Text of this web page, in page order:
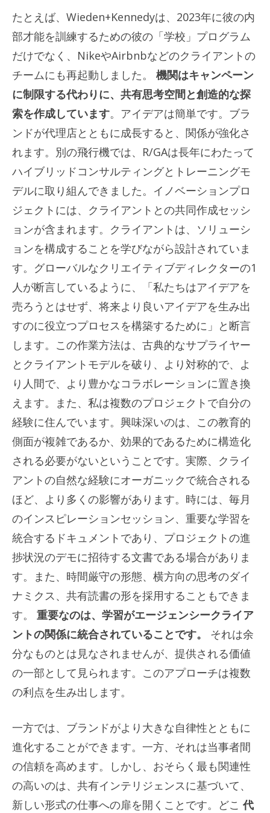
たとえば、Wieden+Kennedyは、2023年に彼の内
部才能を訓練するための彼の「学校」プログラム
だけでなく、NikeやAirbnbなどのクライアントの
チームにも再起動しました。
機関はキャンペーン
に制限する代わりに、共有思考空間と創造的な探
索を作成しています。アイデアは簡単です。ブラ
ンドが代理店とともに成長すると、関係が強化さ
れます。別の飛行機では、R/GAは長年にわたって
ハイブリッドコンサルティングとトレーニングモ
デルに取り組んできました。イノベーションプロ
ジェクトには、クライアントとの共同作成セッシ
ョンが含まれます。クライアントは、ソリューシ
ョンを構成することを学びながら設計されていま
す。グローバルなクリエイティブディレクターの1
人が断言しているように、「私たちはアイデアを
売ろうとはせず、将来より良いアイデアを生み出
すのに役立つプロセスを構築するために」と断言
します。この作業方法は、古典的なサプライヤー
とクライアントモデルを破り、より対称的で、よ
り人間で、より豊かなコラボレーションに置き換
えます。また、私は複数のプロジェクトで自分の
経験に住んでいます。興味深いのは、この教育的
側面が複雑であるか、効果的であるために構造化
される必要がないということです。実際、クライ
アントの自然な経験にオーガニックで統合される
ほど、より多くの影響があります。時には、毎月
のインスピレーションセッション、重要な学習を
統合するドキュメントであり、プロジェクトの進
捗状況のデモに招待する文書である場合がありま
す。また、時間厳守の形態、横方向の思考のダイ
ナミクス、共有読書の形を採用することもできま
す。
重要なのは、学習がエージェンシークライア
ントの関係に統合されていることです。 それは余
分なものとは見なされませんが、提供される価値
の一部として見られます。このアプローチは複数
の利点を生み出します。
一方では、ブランドがより大きな自律性とともに
進化することができます。一方、それは当事者間
の信頼を高めます。しかし、おそらく最も関連性
の高いのは、共有インテリジェンスに基づいて、
新しい形式の仕事への扉を開くことです。どこ 代